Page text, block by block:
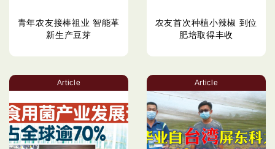
青年农友接棒祖业 智能革
新生产豆芽
农友首次种植小辣椒 到位
肥培取得丰收
Article Article